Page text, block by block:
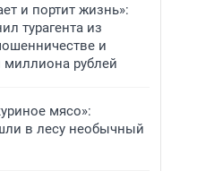
и портит жизнь»:
турагента из
и
миллиона рублей
мясо»:
в лесу необычный